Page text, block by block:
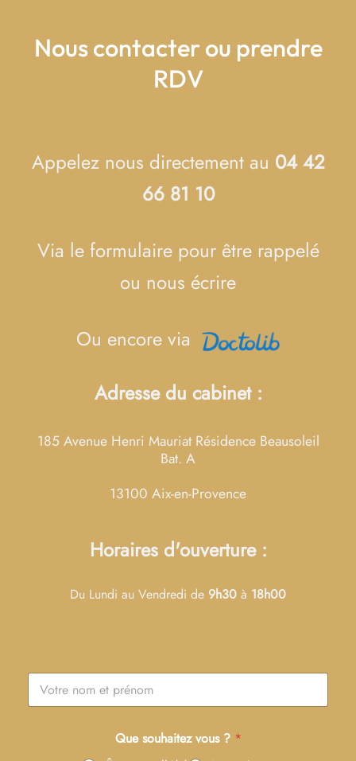
Nous contacter ou prendre
RDV
Appelez nous directement au 04 42
66 81 10
Via le formulaire pour être rappelé
ou nous écrire
Ou encore via
Adresse du cabinet :
185 Avenue Henri Mauriat Résidence Beausoleil
Bat. A
13100 Aix-en-Provence
Horaires d'ouverture :
Du Lundi au Vendredi de 9h30 à 18h00
N
m
*
Que souhaitez vous ? *